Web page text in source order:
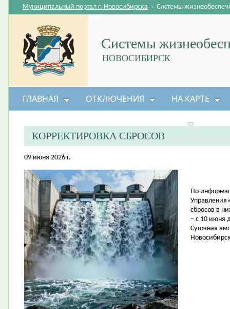
Системы
НОВОСИБИРСК
Муниципальный портал г. Новосибирска › Системы
ГЛАВНАЯ ОТКЛЮЧЕНИЯ НА КАРТЕ
КОРРЕКТИРОВКА СБРОСОВ
09 июня 2026 г.
По
сбросов в
– с 10 июня
Суточная